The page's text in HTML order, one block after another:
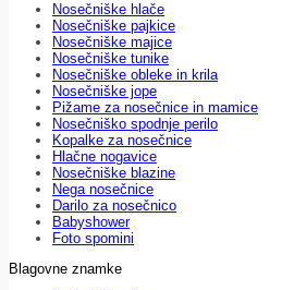
Nosečniške hlače
Nosečniške pajkice
Nosečniške majice
Nosečniške tunike
Nosečniške obleke in krila
Nosečniške jope
Pižame za nosečnice in mamice
Nosečniško spodnje perilo
Kopalke za nosečnice
Hlačne nogavice
Nosečniške blazine
Nega nosečnice
Darilo za nosečnico
Babyshower
Foto spomini
Blagovne znamke